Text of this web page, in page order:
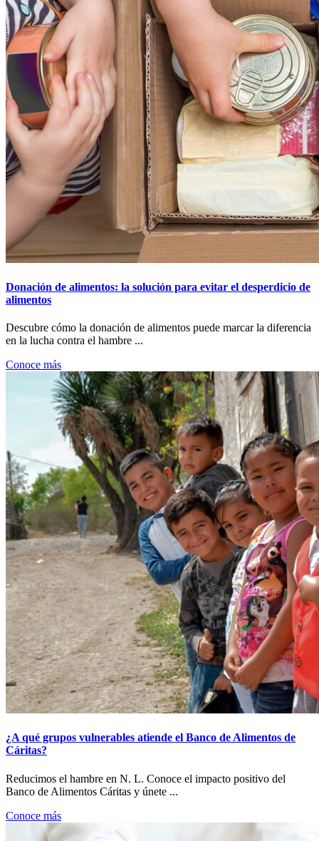
Donación de alimentos: la solución para evitar el desperdicio de
alimentos
Descubre cómo la donación de alimentos puede marcar la diferencia
en la lucha contra el hambre ...
Conoce más
¿A qué grupos vulnerables atiende el Banco de Alimentos de
Cáritas?
Reducimos el hambre en N. L. Conoce el impacto positivo del
Banco de Alimentos Cáritas y únete ...
Conoce más